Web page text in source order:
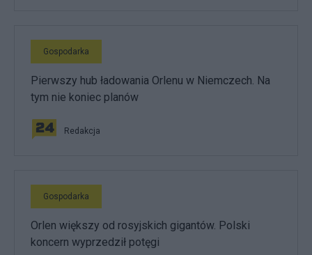
Gospodarka
Pierwszy hub ładowania Orlenu w Niemczech. Na
tym nie koniec planów
Redakcja
Gospodarka
Orlen większy od rosyjskich gigantów. Polski
koncern wyprzedził potęgi